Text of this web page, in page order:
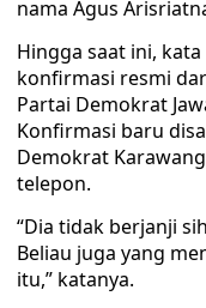
nama Agus
Hingga saat ini,
konfirmasi resmi
Partai Demokrat
Konfirmasi baru
Demokrat
telepon.
“Dia tidak berjanji
Beliau juga yang
itu,” katanya.